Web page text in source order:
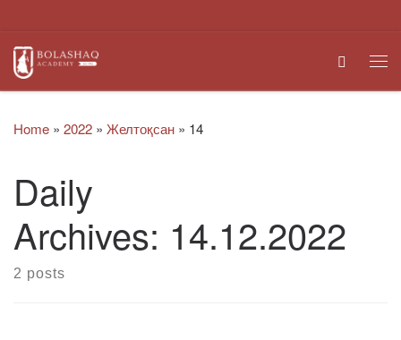
Search
Home » 2022 » Желтоқсан » 14
Daily
Archives: 14.12.2022
2 posts